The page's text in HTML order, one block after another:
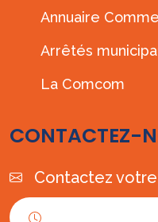
Annuaire
Arrêtés
La Comcom
CONTACTEZ-
Contactez